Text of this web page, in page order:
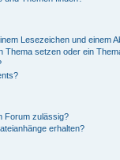
Lesezeichen und einem
Thema setzen oder ein
Forum zulässig?
erhalten?